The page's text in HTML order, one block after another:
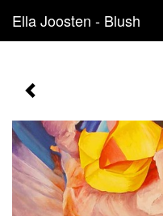
Ella Joosten - Blush